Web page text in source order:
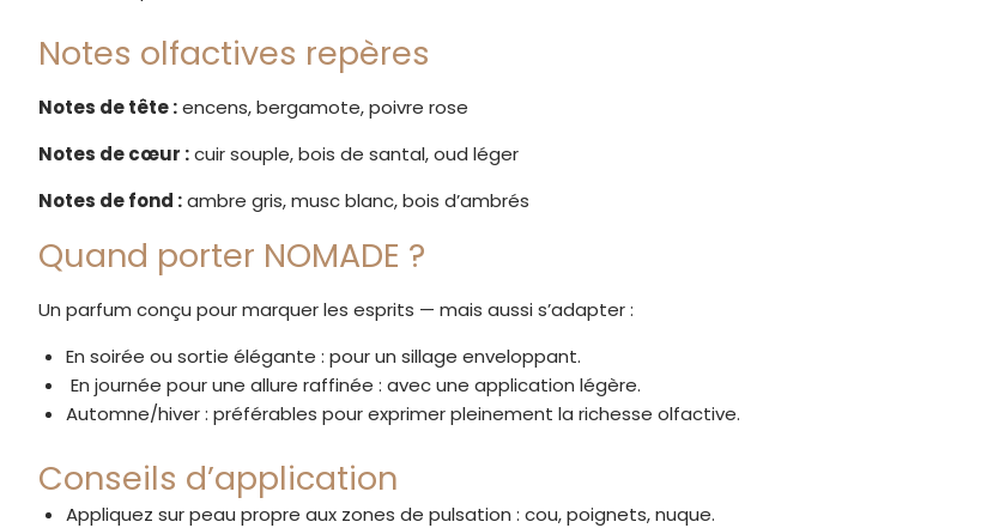
Notes olfactives repères
Notes de tête :encens, bergamote, poivre rose
Notes de cœur :cuir souple, bois de santal, oud léger
Notes de fond :ambre gris, musc blanc, bois d’ambrés
Quand porter NOMADE ?
Un parfum conçu pour marquer les esprits — mais aussi s’adapter :
En soirée ou sortie élégante : pour un sillage enveloppant.
️ En journée pour une allure raffinée : avec une application légère.
Automne/hiver : préférables pour exprimer pleinement la richesse olfactive.
Conseils d’application
Appliquez sur peau propre aux zones de pulsation : cou, poignets, nuque.